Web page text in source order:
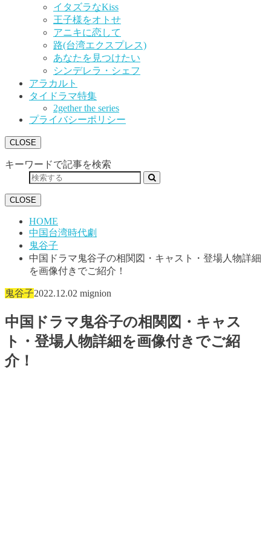
イタズラなKiss
王子様をオトせ
アニキに恋して
路(台湾エクスプレス)
あなたを見つけたい
シンデレラ・シェフ
アラカルト
タイドラマ特集
2gether the series
プライバシーポリシー
CLOSE
キーワードで記事を検索
CLOSE
HOME
中国台湾時代劇
鬼谷子
中国ドラマ鬼谷子の相関図・キャスト・登場人物詳細
を画像付きでご紹介！
鬼谷子2022.12.02 mignion
中国ドラマ鬼谷子の相関図・キャス
ト・登場人物詳細を画像付きでご紹
介！